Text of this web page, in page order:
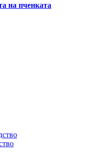
на пченката